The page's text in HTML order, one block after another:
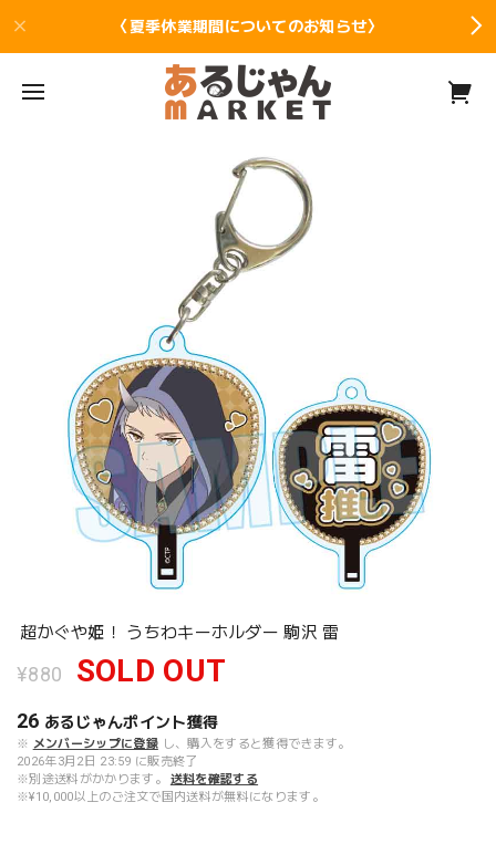
〈夏季休業期間についてのお知らせ〉
超かぐや姫！ うちわキーホルダー 駒沢 雷
¥880 SOLD OUT
26 あるじゃんポイント獲得
※ メンバーシップに登録 し、購入をすると獲得できます。
2026年3月2日 23:59 に販売終了
※別途送料がかかります。
送料を確認する
※¥10,000以上のご注文で国内送料が無料になります。